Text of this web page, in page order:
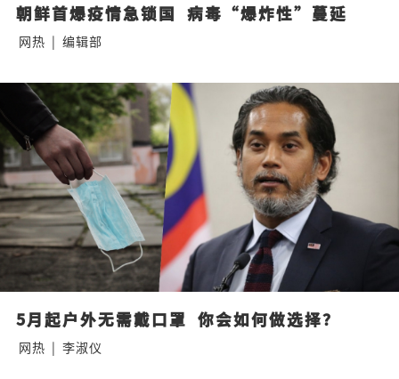
朝鲜首爆疫情急锁国  病毒“爆炸性”蔓延
网热 | 编辑部
5月起户外无需戴口罩  你会如何做选择？
网热 | 李淑仪